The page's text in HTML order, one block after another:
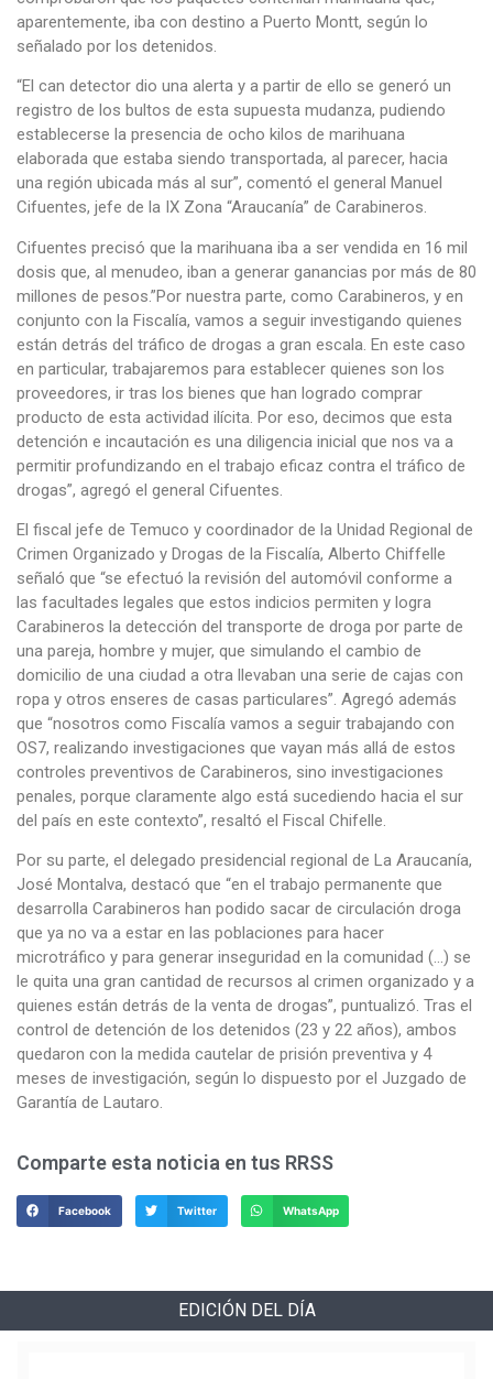
aparentemente, iba con destino a Puerto Montt, según lo
señalado por los detenidos.
“El can detector dio una alerta y a partir de ello se generó un
registro de los bultos de esta supuesta mudanza, pudiendo
establecerse la presencia de ocho kilos de marihuana
elaborada que estaba siendo transportada, al parecer, hacia
una región ubicada más al sur”, comentó el general Manuel
Cifuentes, jefe de la IX Zona “Araucanía” de Carabineros.
Cifuentes precisó que la marihuana iba a ser vendida en 16 mil
dosis que, al menudeo, iban a generar ganancias por más de 80
millones de pesos.”Por nuestra parte, como Carabineros, y en
conjunto con la Fiscalía, vamos a seguir investigando quienes
están detrás del tráfico de drogas a gran escala. En este caso
en particular, trabajaremos para establecer quienes son los
proveedores, ir tras los bienes que han logrado comprar
producto de esta actividad ilícita. Por eso, decimos que esta
detención e incautación es una diligencia inicial que nos va a
permitir profundizando en el trabajo eficaz contra el tráfico de
drogas”, agregó el general Cifuentes.
El fiscal jefe de Temuco y coordinador de la Unidad Regional de
Crimen Organizado y Drogas de la Fiscalía, Alberto Chiffelle
señaló que “se efectuó la revisión del automóvil conforme a
las facultades legales que estos indicios permiten y logra
Carabineros la detección del transporte de droga por parte de
una pareja, hombre y mujer, que simulando el cambio de
domicilio de una ciudad a otra llevaban una serie de cajas con
ropa y otros enseres de casas particulares”. Agregó además
que “nosotros como Fiscalía vamos a seguir trabajando con
OS7, realizando investigaciones que vayan más allá de estos
controles preventivos de Carabineros, sino investigaciones
penales, porque claramente algo está sucediendo hacia el sur
del país en este contexto”, resaltó el Fiscal Chifelle.
Por su parte, el delegado presidencial regional de La Araucanía,
José Montalva, destacó que “en el trabajo permanente que
desarrolla Carabineros han podido sacar de circulación droga
que ya no va a estar en las poblaciones para hacer
microtráfico y para generar inseguridad en la comunidad (…) se
le quita una gran cantidad de recursos al crimen organizado y a
quienes están detrás de la venta de drogas”, puntualizó. Tras el
control de detención de los detenidos (23 y 22 años), ambos
quedaron con la medida cautelar de prisión preventiva y 4
meses de investigación, según lo dispuesto por el Juzgado de
Garantía de Lautaro.
Comparte esta noticia en tus RRSS
Facebook Twitter WhatsApp
EDICIÓN DEL DÍA